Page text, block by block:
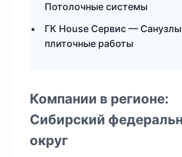
Потолочные системы
ГК House Сервис —
плиточные работы
Компании в регионе:
Сибирский
округ